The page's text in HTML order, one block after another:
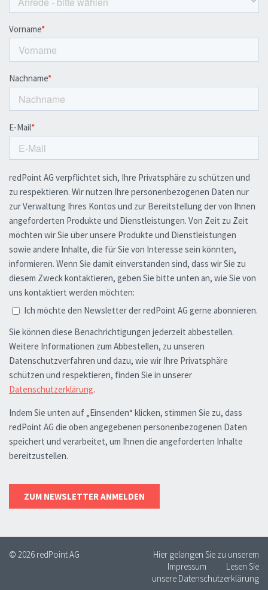
© 2026 redPoint AG
Hier gelangen Sie zu unserem
Impressum
Lesen Sie
unsere Datenschutzerklärung